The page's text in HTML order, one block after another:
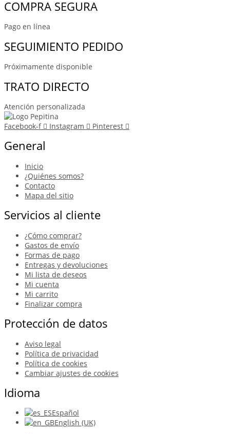
COMPRA SEGURA
Pago en línea
SEGUIMIENTO PEDIDO
Próximamente disponible
TRATO DIRECTO
Atención personalizada
Facebook-f
Instagram Pinterest
General
Inicio
¿Quiénes somos?
Contacto
Mapa del sitio
Servicios al cliente
¿Cómo comprar?
Gastos de envío
Formas de pago
Entregas y devoluciones
Mi lista de deseos
Mi cuenta
Mi carrito
Finalizar compra
Protección de datos
Aviso legal
Política de privacidad
Política de cookies
Cambiar ajustes de cookies
Idioma
Español
English (UK)